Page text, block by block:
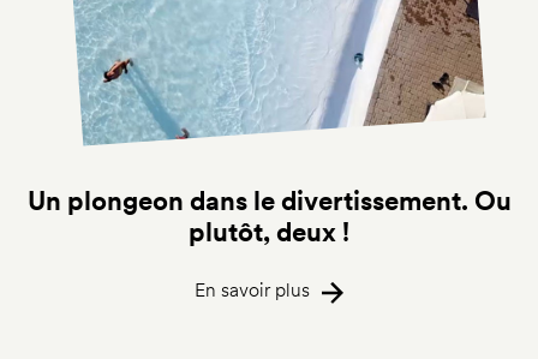
Un plongeon dans le divertissement. Ou
plutôt, deux !
En savoir plus